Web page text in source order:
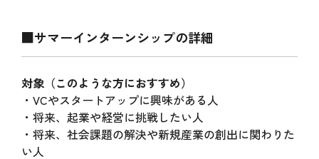
■サマーインターンシップの詳細
対象（このような方におすすめ）
・VCやスタートアップに興味がある人
・将来、起業や経営に挑戦したい人
・将来、社会課題の解決や新規産業の創出に関わりた
い人